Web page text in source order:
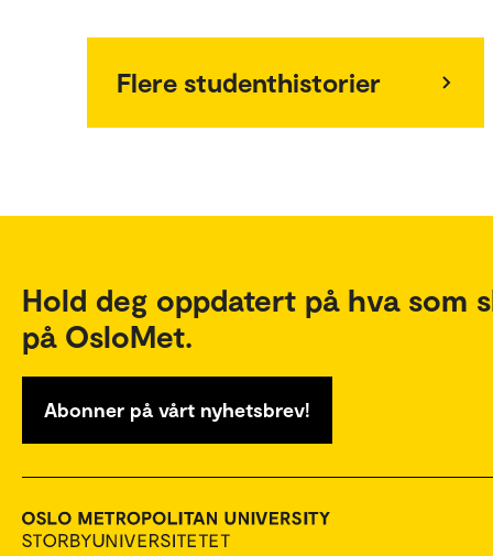
Flere studenthistorier
Hold deg oppdatert på hva som
på OsloMet.
Abonner på vårt nyhetsbrev!